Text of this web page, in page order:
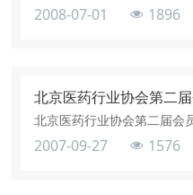
2008-07-01 1896
北京医药行业协会第二
北京医药行业协会第二届会
2007-09-27 1576